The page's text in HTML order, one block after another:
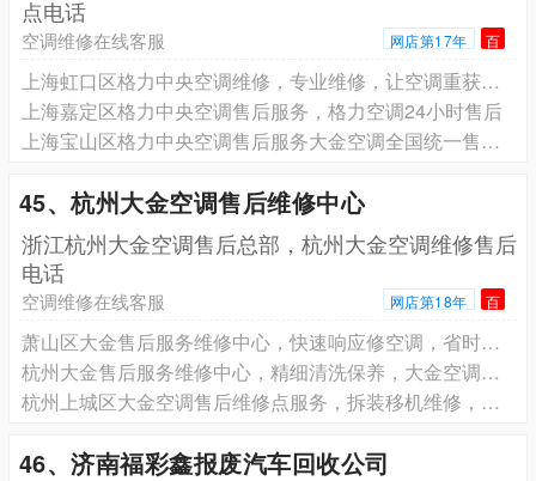
点电话
空调维修在线客服 网店第17年 百
上海虹口区格力中央空调维修，专业维修，让空调重获新生
上海嘉定区格力中央空调售后服务，格力空调24小时售后
上海宝山区格力中央空调售后服务大金空调全国统一售后服务24小时人工客服电话
45、杭州大金空调售后维修中心
浙江杭州大金空调售后总部，杭州大金空调维修售后
电话
空调维修在线客服 网店第18年 百
萧山区大金售后服务维修中心，快速响应修空调，省时省心更省钱
杭州大金售后服务维修中心，精细清洗保养，大金空调焕新效
杭州上城区大金空调售后维修点服务，拆装移机维修，大金空调全搞定
46、济南福彩鑫报废汽车回收公司